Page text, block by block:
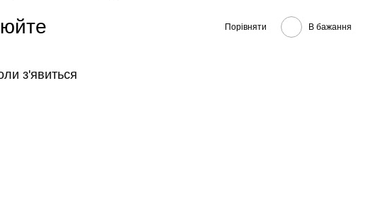
Порівняти В бажання
з'явиться